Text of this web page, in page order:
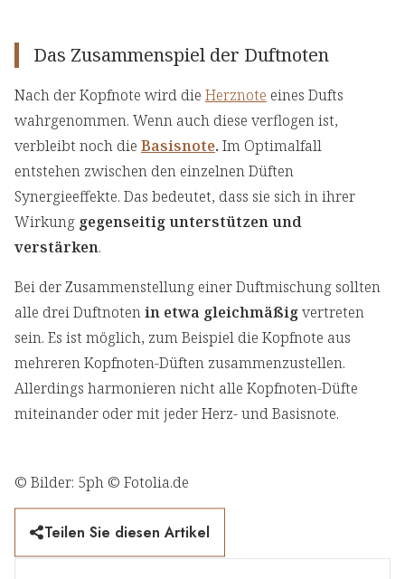
Das Zusammenspiel der Duftnoten
Nach der Kopfnote wird die Herznote eines Dufts
wahrgenommen. Wenn auch diese verflogen ist,
verbleibt noch die Basisnote. Im Optimalfall
entstehen zwischen den einzelnen Düften
Synergieeffekte. Das bedeutet, dass sie sich in ihrer
Wirkung gegenseitig unterstützen und
verstärken.
Bei der Zusammenstellung einer Duftmischung sollten
alle drei Duftnotenin etwa gleichmäßigvertreten
sein. Es ist möglich, zum Beispiel die Kopfnote aus
mehreren Kopfnoten-Düften zusammenzustellen.
Allerdings harmonieren nicht alle Kopfnoten-Düfte
miteinander oder mit jeder Herz- und Basisnote.
© Bilder: 5ph © Fotolia.de
Teilen Sie diesen Artikel